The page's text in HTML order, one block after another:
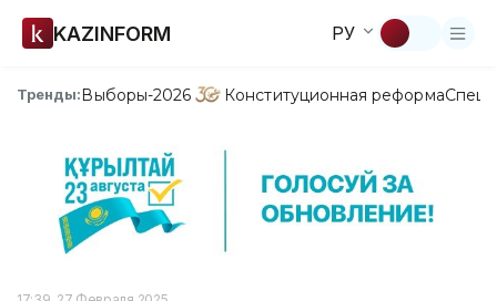
KAZINFORM РУ
Тренды:Выборы-2026 Конституционная реформа